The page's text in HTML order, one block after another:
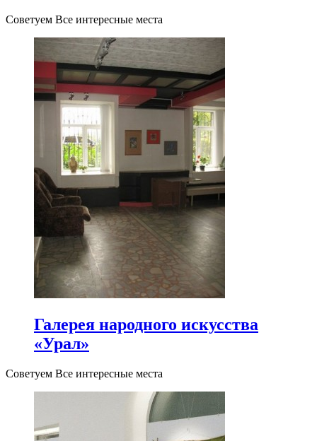
Советуем Все интересные места
Галерея народного искусства
«Урал»
Советуем Все интересные места